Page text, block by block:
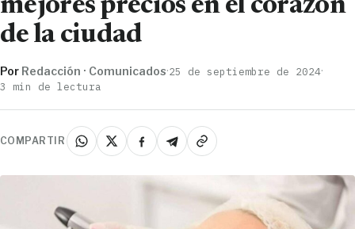
mejores precios en el corazón
de la ciudad
Por Redacción · Comunicados·25 de septiembre de 2024·
3 min de lectura
COMPARTIR